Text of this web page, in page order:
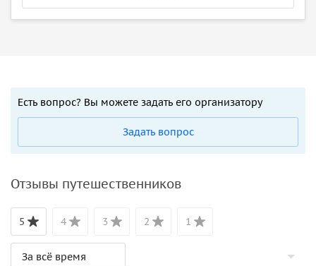
Есть вопрос? Вы можете задать его организатору
Задать вопрос
Отзывы путешественников
5 4 3 2 1